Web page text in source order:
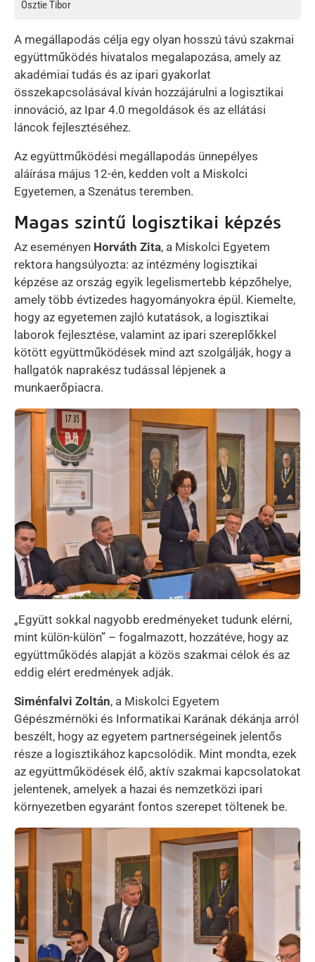
Osztie Tibor
A megállapodás célja egy olyan hosszú távú szakmai
együttműködés hivatalos megalapozása, amely az
akadémiai tudás és az ipari gyakorlat
összekapcsolásával kíván hozzájárulni a logisztikai
innováció, az Ipar 4.0 megoldások és az ellátási
láncok fejlesztéséhez.
Az együttműködési megállapodás ünnepélyes
aláírása május 12-én, kedden volt a Miskolci
Egyetemen, a Szenátus teremben.
Magas szintű logisztikai képzés
Az eseményen Horváth Zita, a Miskolci Egyetem
rektora hangsúlyozta: az intézmény logisztikai
képzése az ország egyik legelismertebb képzőhelye,
amely több évtizedes hagyományokra épül. Kiemelte,
hogy az egyetemen zajló kutatások, a logisztikai
laborok fejlesztése, valamint az ipari szereplőkkel
kötött együttműködések mind azt szolgálják, hogy a
hallgatók naprakész tudással lépjenek a
munkaerőpiacra.
Kép
„Együtt sokkal nagyobb eredményeket tudunk elérni,
mint külön-külön” – fogalmazott, hozzátéve, hogy az
együttműködés alapját a közös szakmai célok és az
eddig elért eredmények adják.
Siménfalvi Zoltán, a Miskolci Egyetem
Gépészmérnöki és Informatikai Karának dékánja arról
beszélt, hogy az egyetem partnerségeinek jelentős
része a logisztikához kapcsolódik. Mint mondta, ezek
az együttműködések élő, aktív szakmai kapcsolatokat
jelentenek, amelyek a hazai és nemzetközi ipari
környezetben egyaránt fontos szerepet töltenek be.
Kép